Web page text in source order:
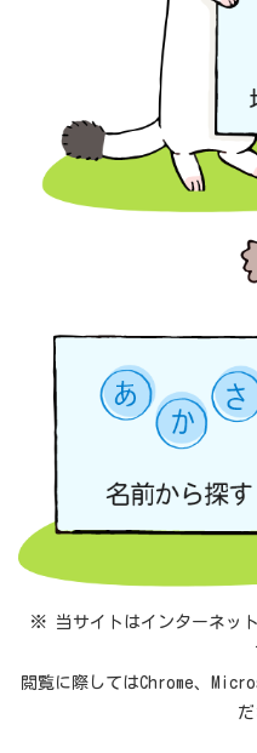
※ 当サイトはインターネッ
閲覧に際してはChrome、
だ